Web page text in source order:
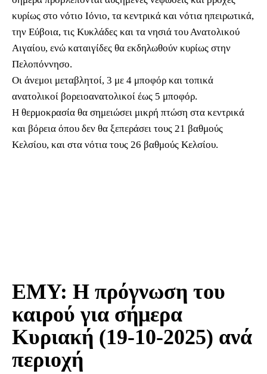
κυρίως στο νότιο Ιόνιο, τα κεντρικά και νότια ηπειρωτικά,
την Εύβοια, τις Κυκλάδες και τα νησιά του Ανατολικού
Αιγαίου, ενώ καταιγίδες θα εκδηλωθούν κυρίως στην
Πελοπόννησο.
Οι άνεμοι μεταβλητοί, 3 με 4 μποφόρ και τοπικά
ανατολικοί βορειοανατολικοί έως 5 μποφόρ.
Η θερμοκρασία θα σημειώσει μικρή πτώση στα κεντρικά
και βόρεια όπου δεν θα ξεπεράσει τους 21 βαθμούς
Κελσίου, και στα νότια τους 26 βαθμούς Κελσίου.
ΕΜΥ: Η πρόγνωση του
καιρού για σήμερα
Κυριακή (19-10-2025) ανά
περιοχή